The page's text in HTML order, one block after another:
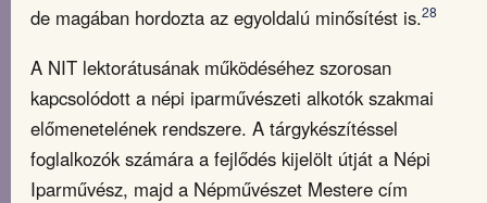
de magában hordozta az egyoldalú minősítést is.28
A NIT lektorátusának működéséhez szorosan
kapcsolódott a népi iparművészeti alkotók szakmai
előmenetelének rendszere. A tárgykészítéssel
foglalkozók számára a fejlődés kijelölt útját a Népi
Iparművész, majd a Népművészet Mestere cím